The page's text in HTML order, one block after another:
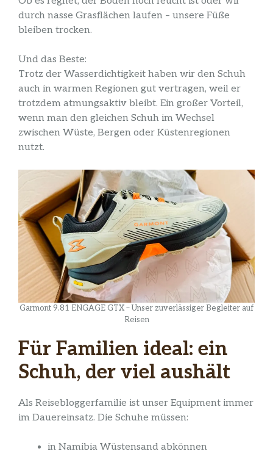
durch nasse Grasflächen laufen – unsere Füße
bleiben trocken.
Und das Beste:
Trotz der Wasserdichtigkeit haben wir den Schuh
auch in warmen Regionen gut vertragen, weil er
trotzdem atmungsaktiv bleibt. Ein großer Vorteil,
wenn man den gleichen Schuh im Wechsel
zwischen Wüste, Bergen oder Küstenregionen
nutzt.
Garmont 9.81 ENGAGE GTX – Unser zuverlässiger Begleiter auf
Reisen
Für Familien ideal: ein
Schuh, der viel aushält
Als Reisebloggerfamilie ist unser Equipment immer
im Dauereinsatz. Die Schuhe müssen:
in Namibia Wüstensand abkönnen